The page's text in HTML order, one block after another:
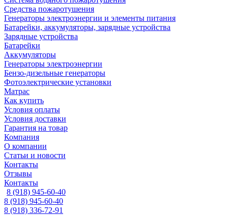
Средства пожаротушения
Генераторы электроэнергии и элементы питания
Батарейки, аккумуляторы, зарядные устройства
Зарядные устройства
Батарейки
Аккумуляторы
Генераторы электроэнергии
Бензо-дизельные генераторы
Фотоэлектрические установки
Матрас
Как купить
Условия оплаты
Условия доставки
Гарантия на товар
Компания
О компании
Статьи и новости
Контакты
Отзывы
Контакты
8 (918) 945-60-40
8 (918) 945-60-40
8 (918) 336-72-91